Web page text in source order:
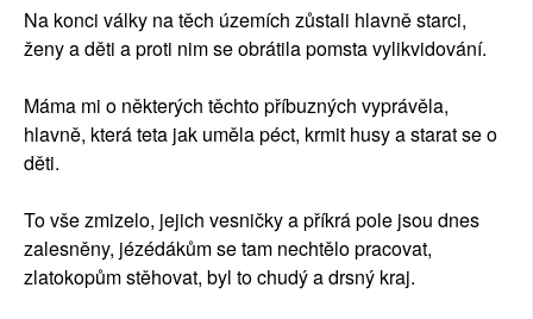
Na konci války na těch územích zůstali hlavně starci,
ženy a děti a proti nim se obrátila pomsta vylikvidování.
Máma mi o některých těchto příbuzných vyprávěla,
hlavně, která teta jak uměla péct, krmit husy a starat se o
děti.
To vše zmizelo, jejich vesničky a příkrá pole jsou dnes
zalesněny, jézédákům se tam nechtělo pracovat,
zlatokopům stěhovat, byl to chudý a drsný kraj.